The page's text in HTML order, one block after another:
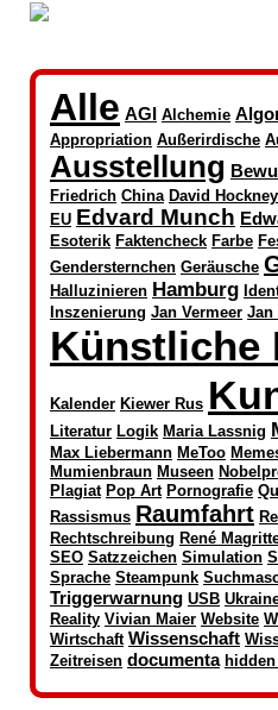
Alle AGI Alchemie
Appropriation Außerirdische
Ausstellung
Friedrich China David Hockney
EU Edvard Munch
Esoterik Faktencheck Farbe
Gendersternchen Geräusche
Halluzinieren Hamburg
Inszenierung Jan Vermeer Jan
Künstliche
Kalender Kiewer Rus
Literatur Logik Maria Lassnig
Max Liebermann MeToo
Mumienbraun Museen
Plagiat Pop Art Pornografie
Rassismus Raumfahrt
Rechtschreibung René
SEO Satzzeichen Simulation
Sprache Steampunk
Triggerwarnung USB
Reality Vivian Maier Website
Wirtschaft Wissenschaft
Zeitreisen documenta